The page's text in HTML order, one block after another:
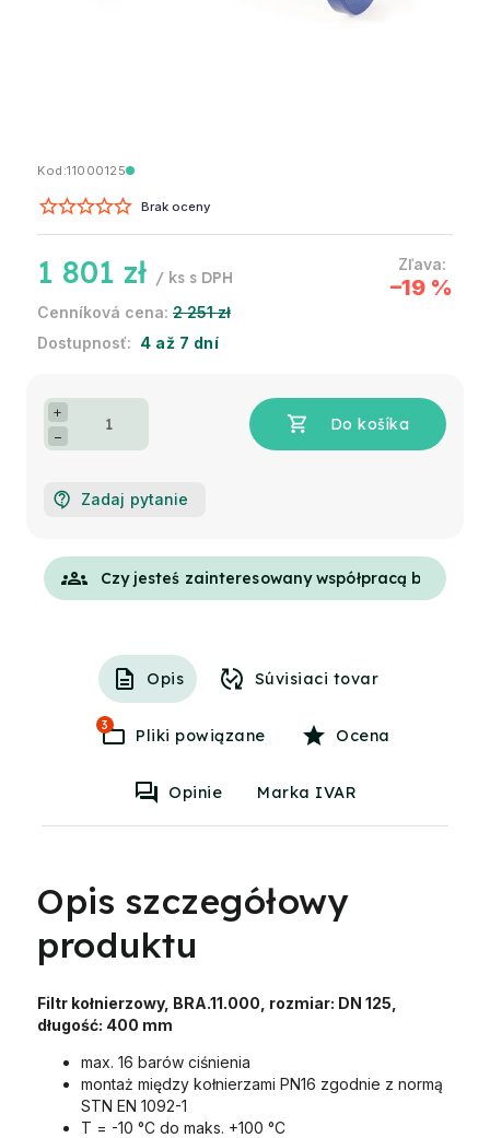
Kod:11000125
Brak oceny
2 251 zł
–19 %
1 801 zł / ks
4 až 7 dní
+
−
Zadaj pytanie
groups
Opis Súvisiaci tovar
3
Pliki powiązane Ocena
Opinie Marka IVAR
Opis szczegółowy
produktu
Filtr kołnierzowy, BRA.11.000, rozmiar: DN 125,
długość: 400 mm
max. 16 barów ciśnienia
montaż między kołnierzami PN16 zgodnie z normą
STN EN 1092-1
T = -10 °C do maks. +100 °C